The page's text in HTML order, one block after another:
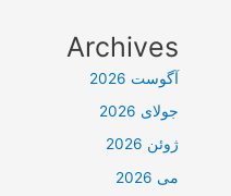
Archives
آگوست 2026
جولای 2026
ژوئن 2026
می 2026